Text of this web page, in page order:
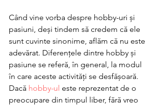
Când vine vorba despre hobby-uri și
pasiuni, deși tindem să credem că ele
sunt cuvinte sinonime, aflăm că nu este
adevărat. Diferențele dintre hobby și
pasiune se referă, în general, la modul
în care aceste activități se desfășoară.
Dacă hobby-ul este reprezentat de o
preocupare din timpul liber, fără vreo